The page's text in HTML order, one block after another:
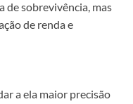
de sobrevivência, mas
de renda e
a ela maior precisão